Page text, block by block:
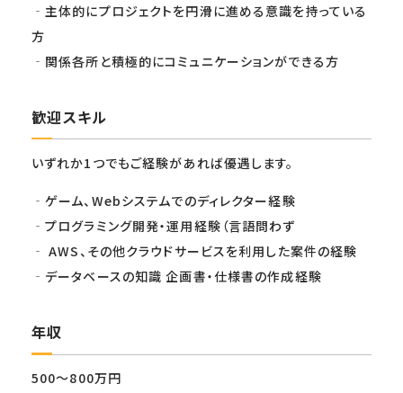
‐主体的にプロジェクトを円滑に進める意識を持っている
方
‐関係各所と積極的にコミュニケーションができる方
歓迎スキル
いずれか1つでもご経験があれば優遇します。
‐ゲーム、Webシステムでのディレクター経験
‐プログラミング開発・運用経験（言語問わず
‐ AWS、その他クラウドサービスを利用した案件の経験
‐データベースの知識 企画書・仕様書の作成経験
年収
500～800万円